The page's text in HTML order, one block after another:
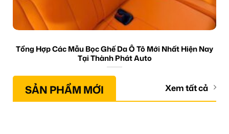
Tổng Hợp Các Mẫu Bọc Ghế Da Ô Tô Mới Nhất Hiện Nay
Tại Thành Phát Auto
SẢN PHẨM MỚI Xem tất cả